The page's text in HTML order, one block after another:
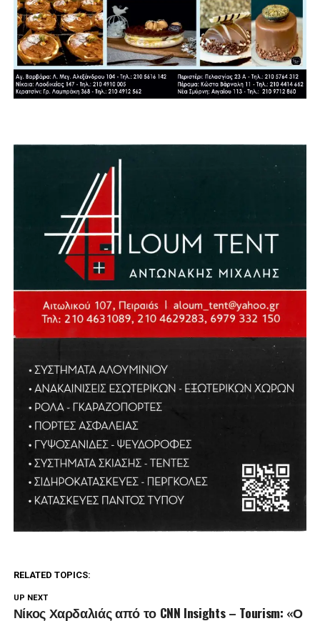
RELATED TOPICS:
UP NEXT
Νίκος Χαρδαλιάς από το CNN Insights – Tourism: «Ο